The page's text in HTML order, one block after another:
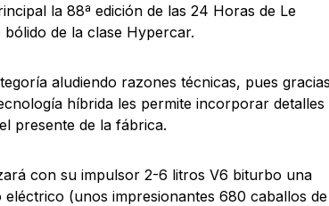
la 88ª edición de las 24 Horas de Le
de la clase Hypercar.
aludiendo razones técnicas, pues gracias
híbrida les permite incorporar detalles
presente de la fábrica.
con su impulsor 2-6 litros V6 biturbo una
(unos impresionantes 680 caballos de